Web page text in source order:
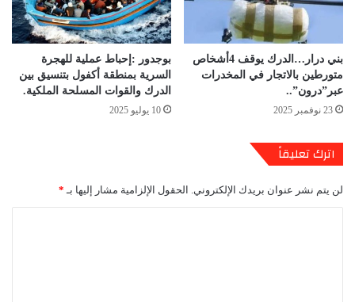
بني درار…الدرك يوقف 4أشخاص
متورطين بالاتجار في المخدرات
عبر”درون”..
23 نوفمبر 2025
بوجدور :إحباط عملية للهجرة
السرية بمنطقة أكفول بتنسيق بين
الدرك والقوات المسلحة الملكية.
10 يوليو 2025
اترك تعليقاً
لن يتم نشر عنوان بريدك الإلكتروني. الحقول الإلزامية مشار إليها بـ *